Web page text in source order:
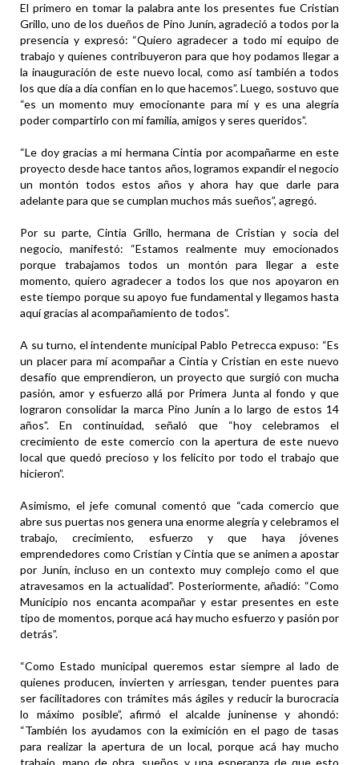
El primero en tomar la palabra ante los presentes fue Cristian
Grillo, uno de los dueños de Pino Junín, agradeció a todos por la
presencia y expresó: “Quiero agradecer a todo mi equipo de
trabajo y quienes contribuyeron para que hoy podamos llegar a
la inauguración de este nuevo local, como así también a todos
los que día a día confían en lo que hacemos”. Luego, sostuvo que
“es un momento muy emocionante para mí y es una alegría
poder compartirlo con mi familia, amigos y seres queridos”.
“Le doy gracias a mi hermana Cintia por acompañarme en este
proyecto desde hace tantos años, logramos expandir el negocio
un montón todos estos años y ahora hay que darle para
adelante para que se cumplan muchos más sueños”, agregó.
Por su parte, Cintia Grillo, hermana de Cristian y socia del
negocio, manifestó: “Estamos realmente muy emocionados
porque trabajamos todos un montón para llegar a este
momento, quiero agradecer a todos los que nos apoyaron en
este tiempo porque su apoyo fue fundamental y llegamos hasta
aquí gracias al acompañamiento de todos”.
A su turno, el intendente municipal Pablo Petrecca expuso: “Es
un placer para mí acompañar a Cintia y Cristian en este nuevo
desafío que emprendieron, un proyecto que surgió con mucha
pasión, amor y esfuerzo allá por Primera Junta al fondo y que
lograron consolidar la marca Pino Junín a lo largo de estos 14
años”. En continuidad, señaló que “hoy celebramos el
crecimiento de este comercio con la apertura de este nuevo
local que quedó precioso y los felicito por todo el trabajo que
hicieron”.
Asimismo, el jefe comunal comentó que “cada comercio que
abre sus puertas nos genera una enorme alegría y celebramos el
trabajo, crecimiento, esfuerzo y que haya jóvenes
emprendedores como Cristian y Cintia que se animen a apostar
por Junín, incluso en un contexto muy complejo como el que
atravesamos en la actualidad”. Posteriormente, añadió: “Como
Municipio nos encanta acompañar y estar presentes en este
tipo de momentos, porque acá hay mucho esfuerzo y pasión por
detrás”.
“Como Estado municipal queremos estar siempre al lado de
quienes producen, invierten y arriesgan, tender puentes para
ser facilitadores con trámites más ágiles y reducir la burocracia
lo máximo posible”, afirmó el alcalde juninense y ahondó:
“También los ayudamos con la eximición en el pago de tasas
para realizar la apertura de un local, porque acá hay mucho